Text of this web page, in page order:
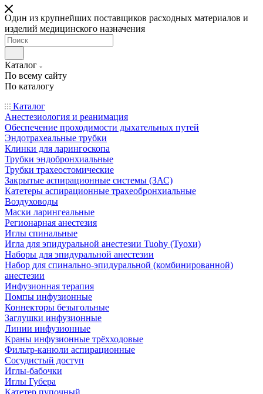
Один из крупнейших поставщиков расходных материалов и
изделий медицинского назначения
Каталог
По всему сайту
По каталогу
Каталог
Анестезиология и реанимация
Обеспечение проходимости дыхательных путей
Эндотрахеальные трубки
Клинки для ларингоскопа
Трубки эндобронхиальные
Трубки трахеостомические
Закрытые аспирационные системы (ЗАС)
Катетеры аспирационные трахеобронхиальные
Воздуховоды
Маски ларингеальные
Регионарная анестезия
Иглы спинальные
Игла для эпидуральной анестезии Tuohy (Туохи)
Наборы для эпидуральной анестезии
Набор для спинально-эпидуральной (комбинированной)
анестезии
Инфузионная терапия
Помпы инфузионные
Коннекторы безыгольные
Заглушки инфузионные
Линии инфузионные
Краны инфузионные трёхходовые
Фильтр-канюли аспирационные
Сосудистый доступ
Иглы-бабочки
Иглы Губера
Катетер пупочный